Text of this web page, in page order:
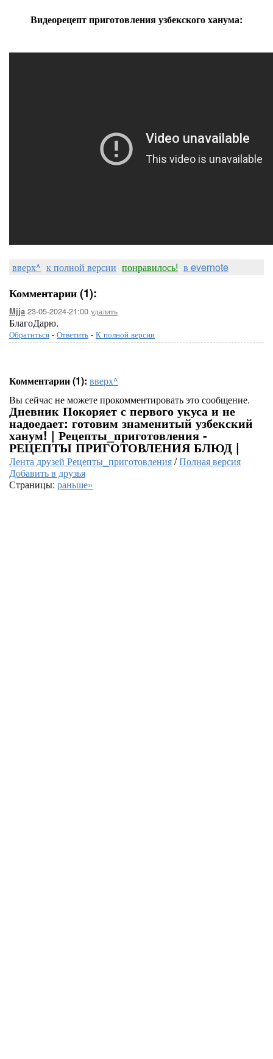
Видеорецепт приготовления узбекского ханума:
вверх^ к полной версии понравилось! в evernote
Комментарии (1):
Mjja 23-05-2024-21:00 удалить
БлагоДарю.
Обратиться - Ответить - К полной версии
Комментарии (1): вверх^
Вы сейчас не можете прокомментировать это сообщение.
Дневник Покоряет с первого укуса и не
надоедает: готовим знаменитый узбекский
ханум! | Рецепты_приготовления -
РЕЦЕПТЫ ПРИГОТОВЛЕНИЯ БЛЮД |
Лента друзей Рецепты_приготовления/Полная версия
Добавить в друзья
Страницы: раньше»